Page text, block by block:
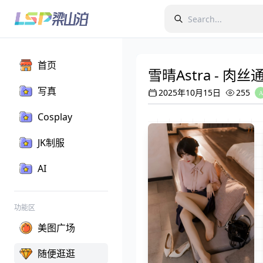
首页
写真
Cosplay
JK制服
AI
功能区
美图广场
随便逛逛
雪晴Astra - 肉丝
2025年10月15日 255